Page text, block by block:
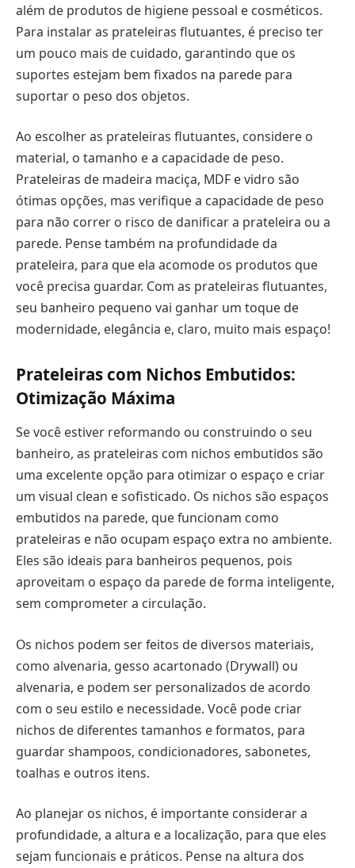
além de produtos de higiene pessoal e cosméticos.
Para instalar as prateleiras flutuantes, é preciso ter
um pouco mais de cuidado, garantindo que os
suportes estejam bem fixados na parede para
suportar o peso dos objetos.
Ao escolher as prateleiras flutuantes, considere o
material, o tamanho e a capacidade de peso.
Prateleiras de madeira maciça, MDF e vidro são
ótimas opções, mas verifique a capacidade de peso
para não correr o risco de danificar a prateleira ou a
parede. Pense também na profundidade da
prateleira, para que ela acomode os produtos que
você precisa guardar. Com as prateleiras flutuantes,
seu banheiro pequeno vai ganhar um toque de
modernidade, elegância e, claro, muito mais espaço!
Prateleiras com Nichos Embutidos:
Otimização Máxima
Se você estiver reformando ou construindo o seu
banheiro, as prateleiras com nichos embutidos são
uma excelente opção para otimizar o espaço e criar
um visual clean e sofisticado. Os nichos são espaços
embutidos na parede, que funcionam como
prateleiras e não ocupam espaço extra no ambiente.
Eles são ideais para banheiros pequenos, pois
aproveitam o espaço da parede de forma inteligente,
sem comprometer a circulação.
Os nichos podem ser feitos de diversos materiais,
como alvenaria, gesso acartonado (Drywall) ou
alvenaria, e podem ser personalizados de acordo
com o seu estilo e necessidade. Você pode criar
nichos de diferentes tamanhos e formatos, para
guardar shampoos, condicionadores, sabonetes,
toalhas e outros itens.
Ao planejar os nichos, é importante considerar a
profundidade, a altura e a localização, para que eles
sejam funcionais e práticos. Pense na altura dos